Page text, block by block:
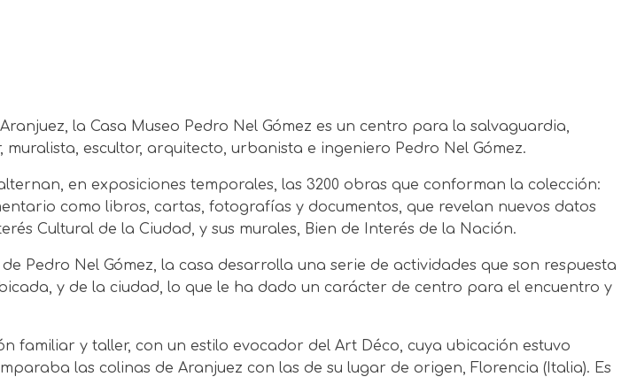
la Casa Museo Pedro Nel Gómez es un centro para la salvaguardia,
escultor, arquitecto, urbanista e ingeniero Pedro Nel Gómez.
en exposiciones temporales, las 3200 obras que conforman la colección:
como libros, cartas, fotografías y documentos, que revelan nuevos datos
Cultural de la Ciudad, y sus murales, Bien de Interés de la Nación.
Pedro Nel Gómez, la casa desarrolla una serie de actividades que son respuesta
y de la ciudad, lo que le ha dado un carácter de centro para el encuentro y
y taller, con un estilo evocador del Art Déco, cuya ubicación estuvo
las colinas de Aranjuez con las de su lugar de origen, Florencia (Italia). Es